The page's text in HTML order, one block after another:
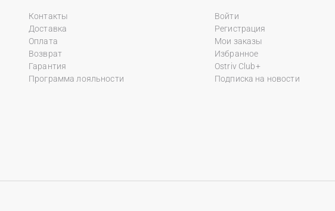
Контакты
Доставка
Оплата
Возврат
Гарантия
Программа лояльности
Войти
Регистрация
Мои заказы
Избранное
Ostriv Club+
Подписка на новости